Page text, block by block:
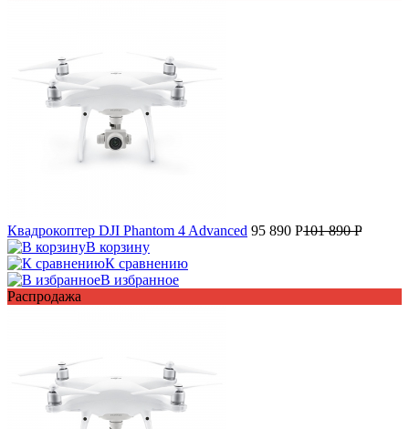
Квадрокоптер DJI Phantom 4 Advanced 95 890 P101 890 P
В корзину
К сравнению
В избранное
Распродажа